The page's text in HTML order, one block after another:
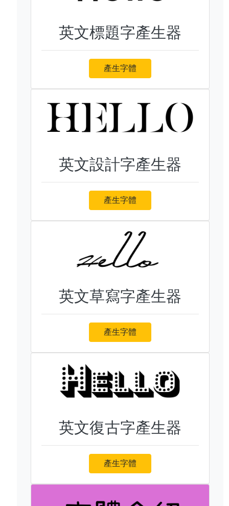
英文標題字產生器
產生字體
英文設計字產生器
產生字體
英文草寫字產生器
產生字體
英文復古字產生器
產生字體